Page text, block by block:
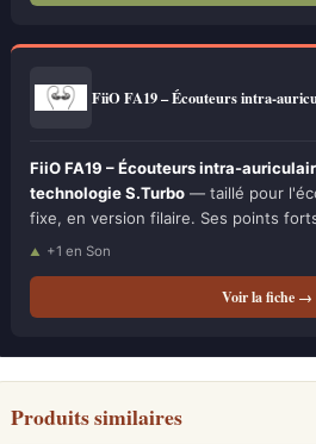
FiiO FA19 – Écouteurs intra-
FiiO FA19 – Écouteurs intra-
technologie S.Turbo — taillé pour
fixe, en version filaire. Ses points
+1 en Son
Voir la fiche →
Produits similaires